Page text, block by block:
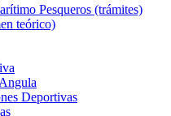
Pesqueros (trámites)
teórico)
Deportivas